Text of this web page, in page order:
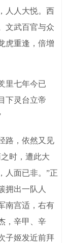
人人大悦。西
文武百官与众
虎重逢，倍增
里七年今已
下灵台立帝
，依然又见
时，遭此大
人面已非。”正
拥出一队人
南宫适，右有
，辛甲、辛
子姬发近前拜